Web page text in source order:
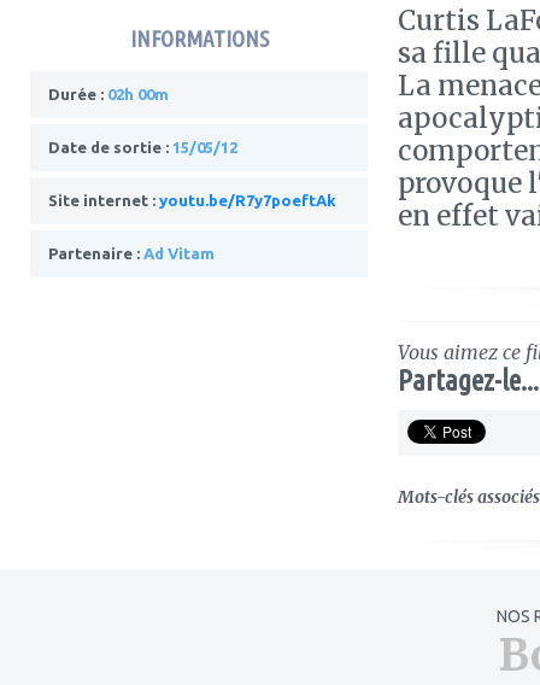
INFORMATIONS
Durée : 02h 00m
Date de sortie : 15/05/12
Site internet : youtu.be/R7y7poeftAk
Partenaire : Ad Vitam
Curtis
sa fille
La
provoque
en effet
Vous aimez ce
Partagez-le...
Mots-clés
NOS